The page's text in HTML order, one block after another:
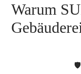
Warum
🛡️